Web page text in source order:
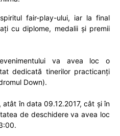
fair-play-ului, iar la final
cu diplome, medalii și premii
va avea loc o
dedicată tinerilor practicanți
Down).
în data 09.12.2017, cât și în
de deschidere va avea loc